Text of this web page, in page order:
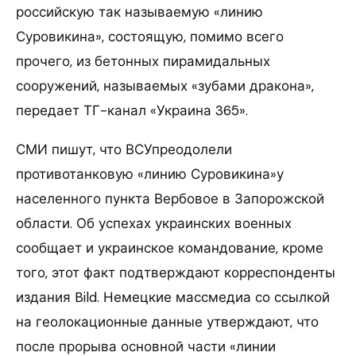
российскую так называемую «линию
Суровикина», состоящую, помимо всего
прочего, из бетонных пирамидальных
сооружений, называемых «зубами дракона»,
передает ТГ-канал «Украина 365».
СМИ пишут, что ВСУпреодолели
противотанковую «линию Суровикина»у
населенного пункта Вербовое в Запорожской
области. Об успехах украинских военных
сообщает и украинское командование, кроме
того, этот факт подтверждают корреспонденты
издания Bild. Немецкие массмедиа со ссылкой
на геолокационные данные утверждают, что
после прорыва основной части «линии